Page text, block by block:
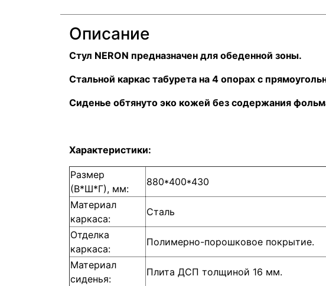
Описание
Стул NERON предназначен для обеденной зоны.
Стальной каркас табурета на 4 опорах с
Сиденье обтянуто эко кожей без содержания
Характеристики:
Размер
(В*Ш*Г), мм:
880*400*430
Материал
каркаса:
Сталь
Отделка
каркаса:
Полимерно-порошковое покрытие.
Материал
сиденья:
Плита ДСП толщиной 16 мм.